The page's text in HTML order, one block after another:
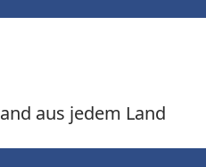
aus jedem Land